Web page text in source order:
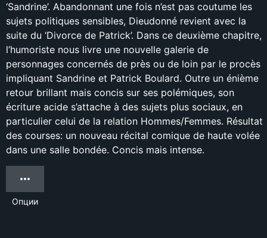
‘Sandrine’. Abandonnant une fois n’est pas coutume les
sujets politiques sensibles, Dieudonné revient avec la
suite du ‘Divorce de Patrick’. Dans ce deuxième chapitre,
l’humoriste nous livre une nouvelle galerie de
personnages concernés de près ou de loin par le procès
impliquant Sandrine et Patrick Boulard. Outre un énième
retour brillant mais concis sur ses polémiques, son
écriture acide s’attache à des sujets plus sociaux, en
particulier celui de la relation Hommes/Femmes. Résultat
des courses: un nouveau récital comique de haute volée
dans une salle bondée. Concis mais intense.
Опции